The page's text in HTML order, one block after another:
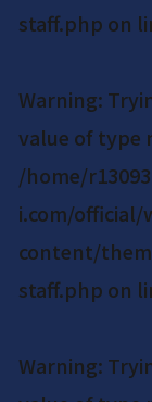
staff.php on
Warning:
value of type
/home/
i.com/official/
content/
staff.php on
Warning: